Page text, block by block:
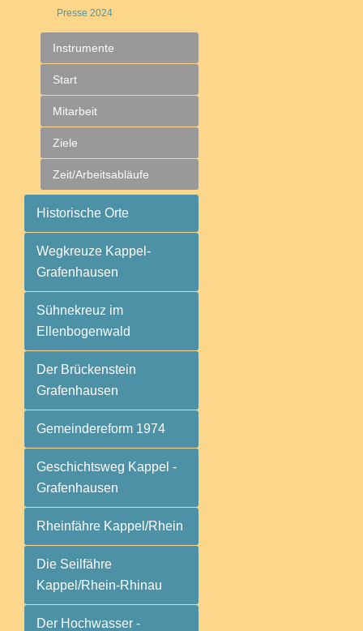
Presse 2024
Instrumente
Start
Mitarbeit
Ziele
Zeit/Arbeitsabläufe
Historische Orte
Wegkreuze Kappel-
Grafenhausen
Sühnekreuz im
Ellenbogenwald
Der Brückenstein
Grafenhausen
Gemeindereform 1974
Geschichtsweg Kappel -
Grafenhausen
Rheinfähre Kappel/Rhein
Die Seilfähre
Kappel/Rhein-Rhinau
Der Hochwasser -